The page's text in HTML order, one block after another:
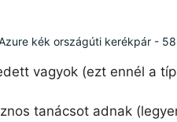
kék országúti kerékpár - 58
vagyok (ezt ennél a
tanácsot adnak